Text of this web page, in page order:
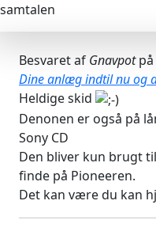
samtalen
Besvaret af Gnavpotpå
Dine anlæg indtil nu og
Heldige skid
Denonen er også på
Sony CD
Den bliver kun brugt
finde på Pioneeren.
Det kan være du kan